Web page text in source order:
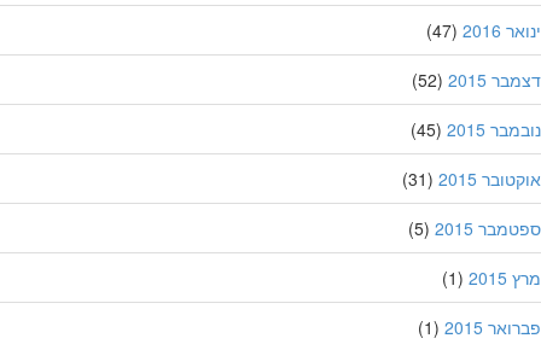
2016
(47)
2015
(52)
2015
(45)
2015
(31)
2015
(5)
(1)
2015
(1)